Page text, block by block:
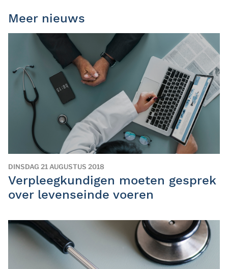
Meer nieuws
DINSDAG 21 AUGUSTUS 2018
Verpleegkundigen moeten gesprek
over levenseinde voeren